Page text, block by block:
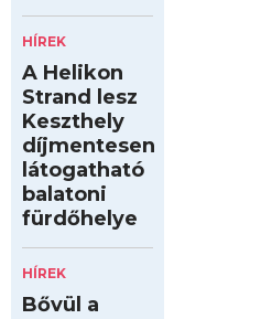
HÍREK
A Helikon
Strand lesz
Keszthely
díjmentesen
látogatható
balatoni
fürdőhelye
HÍREK
Bővül a